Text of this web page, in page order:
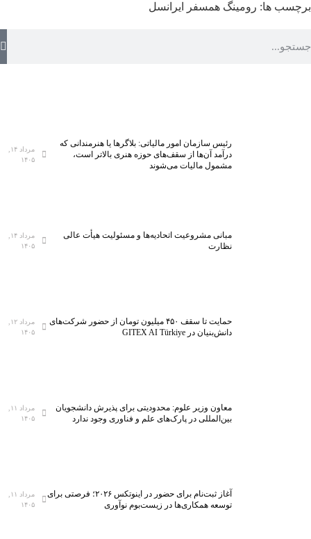
برچسب ها: رومینگ همسفر ایرانسل
رئیس سازمان امور مالیاتی: بلاگر‌ها یا هنرمندانی که
درآمد آن‌ها از سقف‌های حوزه هنری بالاتر است،
مشمول مالیات می‌شوند
مرداد ۱۴,
۱۴۰۵
مبانی مشروعیت اتحادیه‌ها و مسئولیت هیأت عالی
نظارت
مرداد ۱۴,
۱۴۰۵
حمایت تا سقف ۴۵۰ میلیون تومان از حضور شرکت‌های
دانش‌بنیان در GITEX AI Türkiye
مرداد ۱۲,
۱۴۰۵
معاون وزیر علوم: محدودیتی برای پذیرش دانشجویان
بین‌المللی در پارک‌های علم و فناوری وجود ندارد
مرداد ۱۱,
۱۴۰۵
آغاز ثبت‌نام برای حضور در اینوتکس ۲۰۲۶؛ فرصتی برای
توسعه همکاری‌ها در زیست‌بوم نوآوری
مرداد ۱۱,
۱۴۰۵